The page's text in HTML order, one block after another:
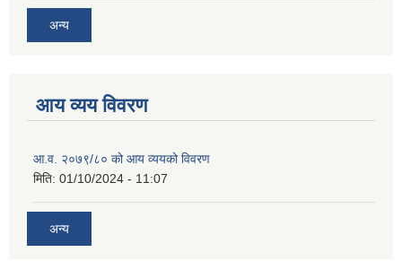
अन्य
आय व्यय विवरण
आ.व. २०७९/८० को आय व्ययको विवरण
मिति: 01/10/2024 - 11:07
अन्य